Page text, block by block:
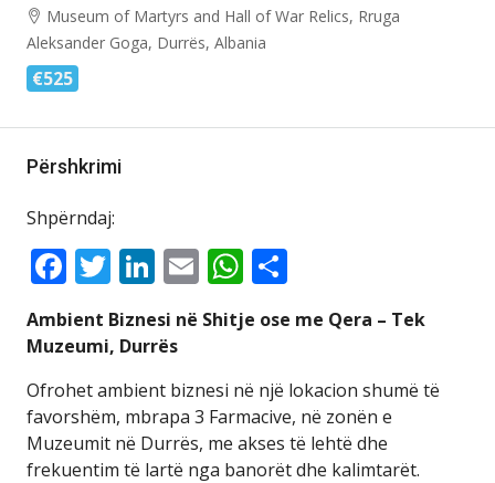
Museum of Martyrs and Hall of War Relics, Rruga
Aleksander Goga, Durrës, Albania
€525
Përshkrimi
Shpërndaj:
Facebook
Twitter
LinkedIn
EmailWhatsApp
Ambient Biznesi në Shitje ose me Qera – Tek
Muzeumi, Durrës
Ofrohet ambient biznesi në një lokacion shumë të
favorshëm, mbrapa 3 Farmacive, në zonën e
Muzeumit në Durrës, me akses të lehtë dhe
frekuentim të lartë nga banorët dhe kalimtarët.